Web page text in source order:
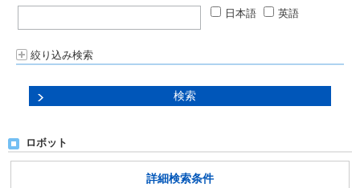
日本語
英語
絞り込み検索
ロボット
詳細検索条件